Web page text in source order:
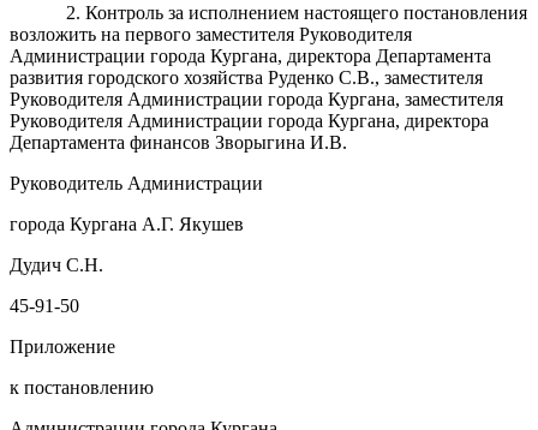
2. Контроль за исполнением настоящего постановления
возложить на первого заместителя Руководителя
Администрации города Кургана, директора Департамента
развития городского хозяйства Руденко С.В., заместителя
Руководителя Администрации города Кургана, заместителя
Руководителя Администрации города Кургана, директора
Департамента финансов Зворыгина И.В.
Руководитель Администрации
города Кургана А.Г. Якушев
Дудич С.Н.
45-91-50
Приложение
к постановлению